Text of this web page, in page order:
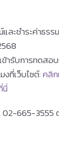
ละชำระค่าธรร
ารับการทดสอ
ที่เว็บไซต์:คลิ
นี่
02-665-3555